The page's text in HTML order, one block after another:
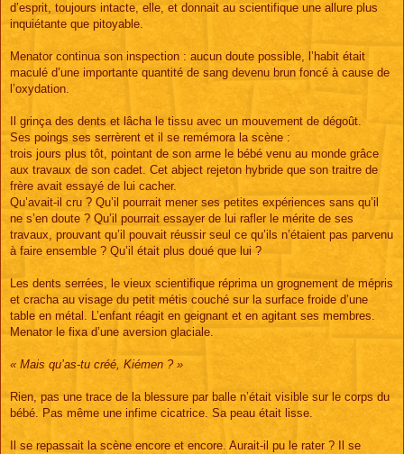
d’esprit, toujours intacte, elle, et donnait au scientifique une allure plus
inquiétante que pitoyable.
Menator continua son inspection : aucun doute possible, l’habit était
maculé d’une importante quantité de sang devenu brun foncé à cause de
l’oxydation.
Il grinça des dents et lâcha le tissu avec un mouvement de dégoût.
Ses poings ses serrèrent et il se remémora la scène :
trois jours plus tôt, pointant de son arme le bébé venu au monde grâce
aux travaux de son cadet. Cet abject rejeton hybride que son traitre de
frère avait essayé de lui cacher.
Qu’avait-il cru ? Qu’il pourrait mener ses petites expériences sans qu’il
ne s’en doute ? Qu’il pourrait essayer de lui rafler le mérite de ses
travaux, prouvant qu’il pouvait réussir seul ce qu’ils n’étaient pas parvenu
à faire ensemble ? Qu’il était plus doué que lui ?
Les dents serrées, le vieux scientifique réprima un grognement de mépris
et cracha au visage du petit métis couché sur la surface froide d’une
table en métal. L’enfant réagit en geignant et en agitant ses membres.
Menator le fixa d’une aversion glaciale.
« Mais qu’as-tu créé, Kiémen ? »
Rien, pas une trace de la blessure par balle n’était visible sur le corps du
bébé. Pas même une infime cicatrice. Sa peau était lisse.
Il se repassait la scène encore et encore. Aurait-il pu le rater ? Il se